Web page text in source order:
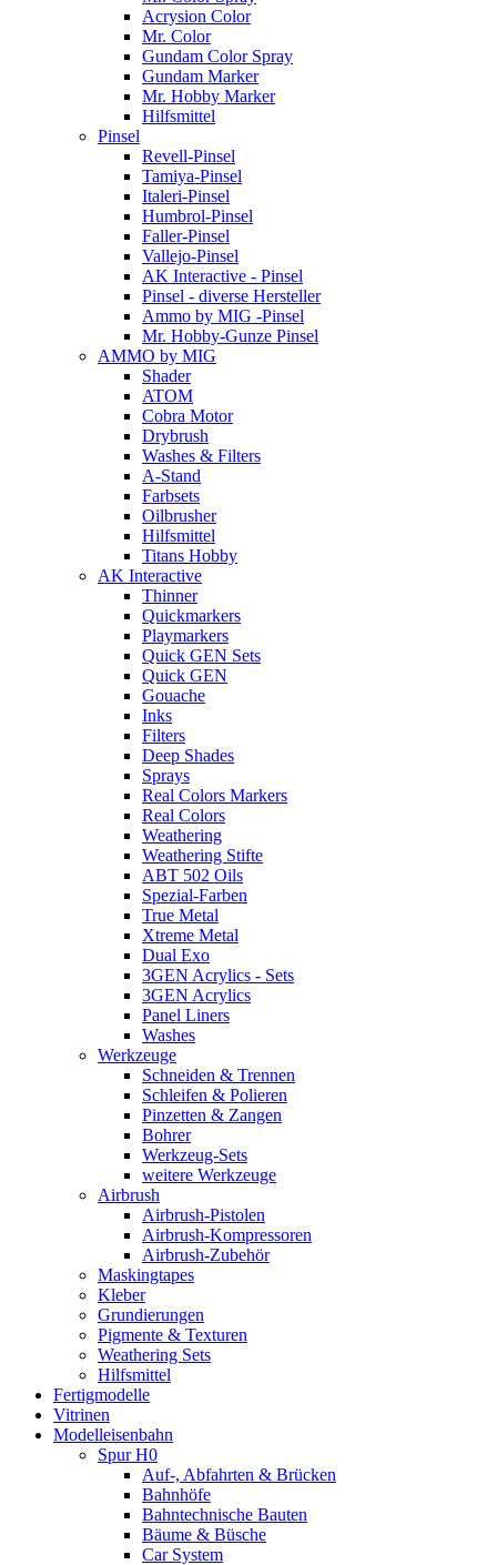
Acrysion Color
Mr. Color
Gundam Color Spray
Gundam Marker
Mr. Hobby Marker
Hilfsmittel
Pinsel
Revell-Pinsel
Tamiya-Pinsel
Italeri-Pinsel
Humbrol-Pinsel
Faller-Pinsel
Vallejo-Pinsel
AK Interactive - Pinsel
Pinsel - diverse Hersteller
Ammo by MIG -Pinsel
Mr. Hobby-Gunze Pinsel
AMMO by MIG
Shader
ATOM
Cobra Motor
Drybrush
Washes & Filters
A-Stand
Farbsets
Oilbrusher
Hilfsmittel
Titans Hobby
AK Interactive
Thinner
Quickmarkers
Playmarkers
Quick GEN Sets
Quick GEN
Gouache
Inks
Filters
Deep Shades
Sprays
Real Colors Markers
Real Colors
Weathering
Weathering Stifte
ABT 502 Oils
Spezial-Farben
True Metal
Xtreme Metal
Dual Exo
3GEN Acrylics - Sets
3GEN Acrylics
Panel Liners
Washes
Werkzeuge
Schneiden & Trennen
Schleifen & Polieren
Pinzetten & Zangen
Bohrer
Werkzeug-Sets
weitere Werkzeuge
Airbrush
Airbrush-Pistolen
Airbrush-Kompressoren
Airbrush-Zubehör
Maskingtapes
Kleber
Grundierungen
Pigmente & Texturen
Weathering Sets
Hilfsmittel
Fertigmodelle
Vitrinen
Modelleisenbahn
Spur H0
Auf-, Abfahrten & Brücken
Bahnhöfe
Bahntechnische Bauten
Bäume & Büsche
Car System